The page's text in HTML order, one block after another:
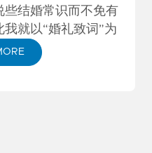
些结婚常识而不免有
就以“婚礼致词”为